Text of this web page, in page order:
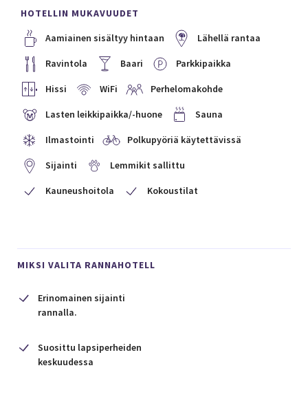
HOTELLIN MUKAVUUDET
Aamiainen sisältyy hintaan
Lähellä rantaa
Ravintola Baari Parkkipaikka
Hissi WiFi Perhelomakohde
Lasten leikkipaikka/-huone Sauna
Ilmastointi Polkupyöriä käytettävissä
Sijainti Lemmikit sallittu
Kauneushoitola Kokoustilat
MIKSI VALITA RANNAHOTELL
Erinomainen sijainti
rannalla.
Suosittu lapsiperheiden
keskuudessa